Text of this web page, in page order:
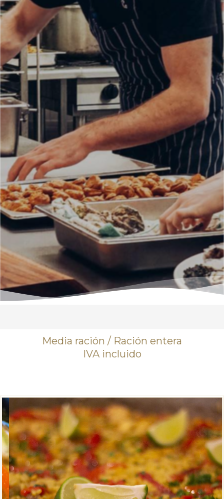
Media ración / Ración entera
IVA incluido